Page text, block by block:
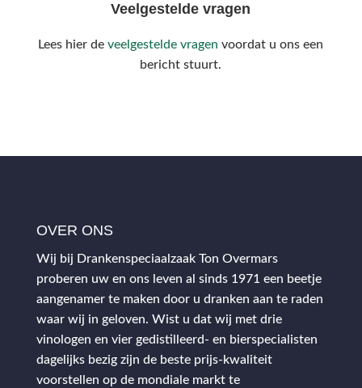
Veelgestelde vragen
Lees hier deveelgestelde vragen voordat u ons een
bericht stuurt.
OVER ONS
Wij bij Drankenspeciaalzaak Ton Overmars
proberen uw en ons leven al sinds 1971 een beetje
aangenamer te maken door u dranken aan te raden
waar wij in geloven. Wist u dat wij met drie
vinologen en vier gedistilleerd- en bierspecialisten
dagelijks bezig zijn de beste prijs-kwaliteit
voorstellen op de mondiale markt te